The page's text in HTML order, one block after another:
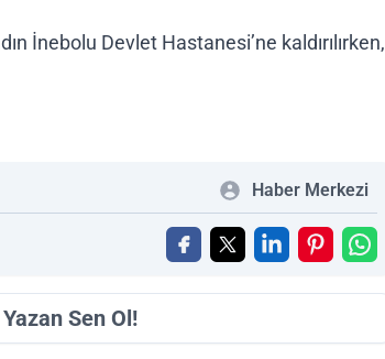
İnebolu Devlet Hastanesi’ne kaldırılırken,
Haber Merkezi
Sen Ol!